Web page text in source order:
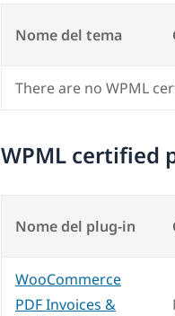
Nome del tema
There are no WPML
WPML certified
Nome del plug-in
WooCommerce
PDF Invoices &